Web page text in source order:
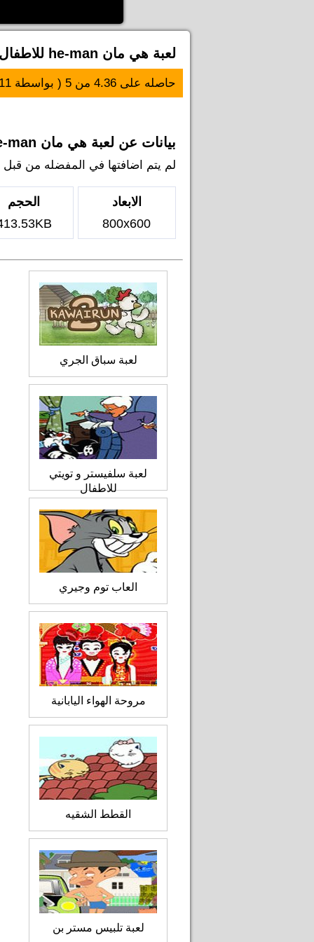
لعبة هي مان he-man للاطفال
حاصله على 4.36 من 5 ( بواسطة 11
بيانات عن لعبة هي مان he-man للاطفال
لم يتم اضافتها في المفضله من قبل اي
الابعاد
800x600
الحجم
لعبة سباق الجري
لعبة سلفيستر و تويتي
للاطفال
العاب توم وجيري
مروحة الهواء اليابانية
القطط الشقيه
لعبة تلبيس مستر بن